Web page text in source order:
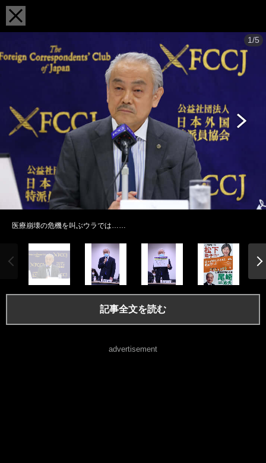
1/5
医療崩壊の危機を叫ぶウラでは……
記事全文を読む
advertisement